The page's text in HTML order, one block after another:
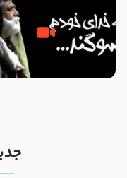
خطبه حضرت سلمان سه روز
شهادت پیامبر اکرم صلی الله